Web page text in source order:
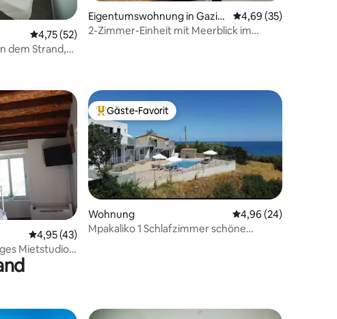
5, 64 Bewertungen
Durchschnittliche Bewertung: 4,75 von 5, 52 Bewertungen
4,75 (52)
dem Strand,
Eigentumswohnung in Gaziv
eren
Durchschnittliche
4,69 (35)
2-Zimmer-Einheit mit Meerblick im
5, 13 Bewertungen
Durchschnittliche Bewertung: 4,95 von 5, 43 Bewertungen
4,95 (43)
Mietstudio –
Beliebter Gäste-Favorit.
Gäste-Favorit
Wohnung Durchschnittliche
4,96 (24)
Mpakaliko 1 Schlafzimmer schöne